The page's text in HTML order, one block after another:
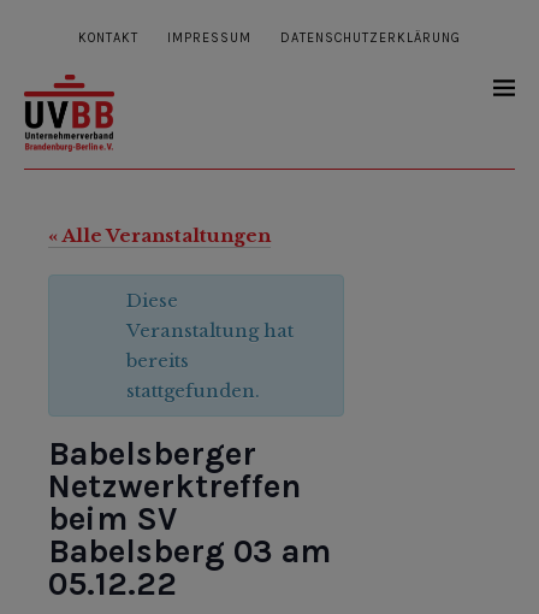
KONTAKT IMPRESSUM DATENSCHUTZERKLÄRUNG
« Alle Veranstaltungen
Diese
Veranstaltung hat
bereits
stattgefunden.
Babelsberger
Netzwerktreffen
beim SV
Babelsberg 03 am
05.12.22